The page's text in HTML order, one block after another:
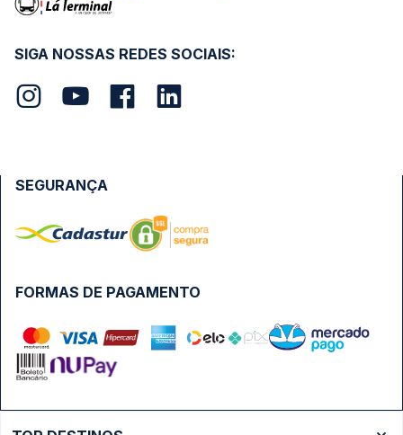
SIGA NOSSAS REDES SOCIAIS:
FORMAS DE PAGAMENTO
SEGURANÇA